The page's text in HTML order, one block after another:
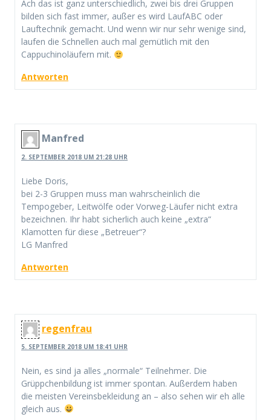
Ach das ist ganz unterschiedlich, zwei bis drei Gruppen
bilden sich fast immer, außer es wird LaufABC oder
Lauftechnik gemacht. Und wenn wir nur sehr wenige sind,
laufen die Schnellen auch mal gemütlich mit den
Cappuchinoläufern mit.
Antworten
Manfred
2. SEPTEMBER 2018 UM 21:28 UHR
Liebe Doris,
bei 2-3 Gruppen muss man wahrscheinlich die
Tempogeber, Leitwölfe oder Vorweg-Läufer nicht extra
bezeichnen. Ihr habt sicherlich auch keine „extra“
Klamotten für diese „Betreuer“?
LG Manfred
Antworten
regenfrau
5. SEPTEMBER 2018 UM 18:41 UHR
Nein, es sind ja alles „normale“ Teilnehmer. Die
Grüppchenbildung ist immer spontan. Außerdem haben
die meisten Vereinsbekleidung an – also sehen wir eh alle
gleich aus.